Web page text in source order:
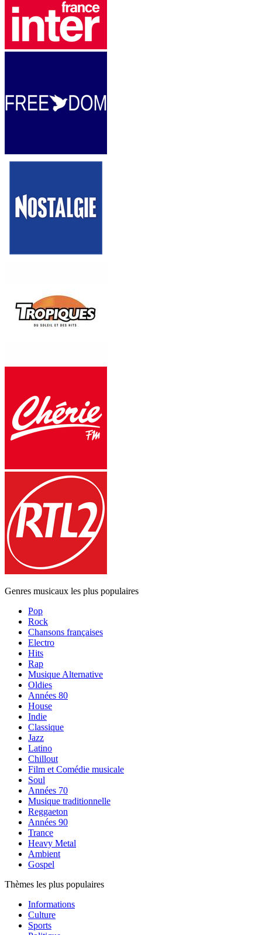
Genres musicaux les plus populaires
Pop
Rock
Chansons françaises
Electro
Hits
Rap
Musique Alternative
Oldies
Années 80
House
Indie
Classique
Jazz
Latino
Chillout
Film et Comédie musicale
Soul
Années 70
Musique traditionnelle
Reggaeton
Années 90
Trance
Heavy Metal
Ambient
Gospel
Thèmes les plus populaires
Informations
Culture
Sports